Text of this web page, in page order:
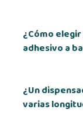
¿Cómo
adhesivo a
¿Un
varias